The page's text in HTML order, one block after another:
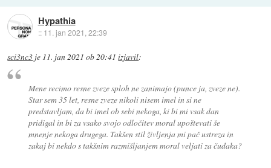
Hypathia
:: 11. jan 2021, 22:39
sci3nc3 je 11. jan 2021 ob 20:41 izjavil:
Mene recimo resne zveze sploh ne zanimajo (punce ja, zveze ne).
Star sem 35 let, resne zveze nikoli nisem imel in si ne
predstavljam, da bi imel ob sebi nekoga, ki bi mi vsak dan
pridigal in bi za vsako svojo odločitev moral upoštevati še
mnenje nekoga drugega. Takšen stil življenja mi pač ustreza in
zakaj bi nekdo s takšnim razmišljanjem moral veljati za čudaka?